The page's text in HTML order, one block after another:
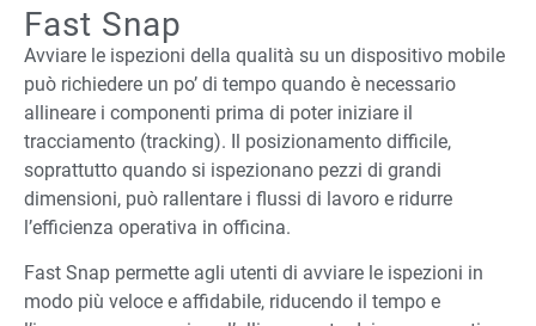
Fast Snap
Avviare le ispezioni della qualità su un dispositivo mobile
può richiedere un po’ di tempo quando è necessario
allineare i componenti prima di poter iniziare il
tracciamento (tracking). Il posizionamento difficile,
soprattutto quando si ispezionano pezzi di grandi
dimensioni, può rallentare i flussi di lavoro e ridurre
l’efficienza operativa in officina.
Fast Snap permette agli utenti di avviare le ispezioni in
modo più veloce e affidabile, riducendo il tempo e